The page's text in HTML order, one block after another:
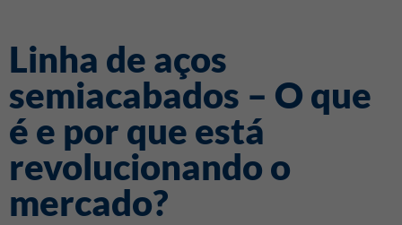
Linha de aços
semiacabados – O que
é e por que está
revolucionando o
mercado?